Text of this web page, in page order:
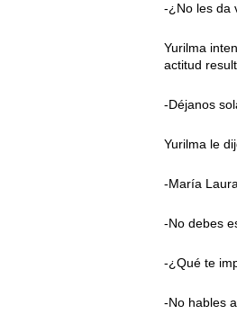
-¿No les da
Yurilma
actitud
-Déjanos
Yurilma le
-María
-No debes
-¿Qué te
-No hables